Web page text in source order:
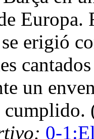
Europa.
erigió
un
0-